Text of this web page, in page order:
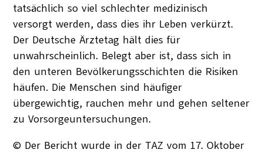
tatsächlich so viel schlechter medizinisch
versorgt werden, dass dies ihr Leben verkürzt.
Der Deutsche Ärztetag hält dies für
unwahrscheinlich. Belegt aber ist, dass sich in
den unteren Bevölkerungsschichten die Risiken
häufen. Die Menschen sind häufiger
übergewichtig, rauchen mehr und gehen seltener
zu Vorsorgeuntersuchungen.
© Der Bericht wurde in der TAZ vom 17. Oktober